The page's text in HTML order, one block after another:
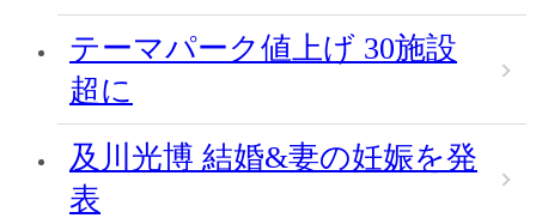
テーマパーク値上げ 30施設
超に
及川光博 結婚&妻の妊娠を発
表